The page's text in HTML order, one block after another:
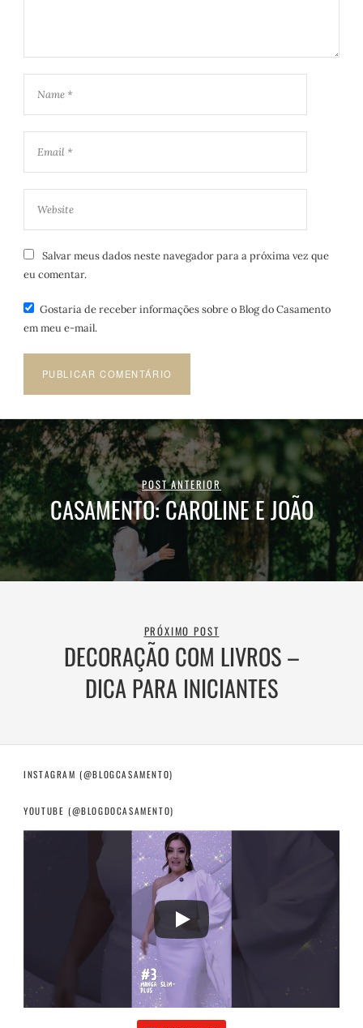
Salvar meus dados neste navegador para a próxima vez que
eu comentar.
Gostaria de receber informações sobre o Blog do Casamento
em meu e-mail.
POST ANTERIOR
CASAMENTO: CAROLINE E JOÃO
PRÓXIMO POST
DECORAÇÃO COM LIVROS –
DICA PARA INICIANTES
INSTAGRAM (@BLOGCASAMENTO)
YOUTUBE (@BLOGDOCASAMENTO)